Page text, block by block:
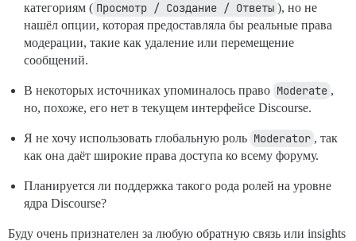
категориям ( Просмотр / Создание / Ответы ), но не
нашёл опции, которая предоставляла бы реальные права
модерации, такие как удаление или перемещение
сообщений.
В некоторых источниках упоминалось право Moderate ,
но, похоже, его нет в текущем интерфейсе Discourse.
Я не хочу использовать глобальную роль Moderator , так
как она даёт широкие права доступа ко всему форуму.
Планируется ли поддержка такого рода ролей на уровне
ядра Discourse?
Буду очень признателен за любую обратную связь или insights